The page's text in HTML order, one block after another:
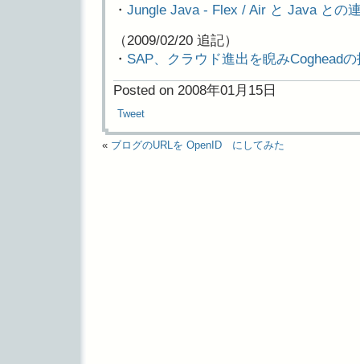
・ Jungle Java - Flex / Air と Java との
（2009/02/20 追記）
・ SAP、クラウド進出を睨みCoghead
Posted on 2008年01月15日
Tweet
« ブログのURLを OpenID にしてみた